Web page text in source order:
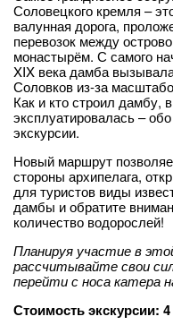
Соловецкого кремля –
валунная дорога,
перевозок между
монастырём. С самого
XIX века дамба
Соловков из-за
Как и кто строил дамбу,
эксплуатировалась –
экскурсии.
Новый маршрут
стороны архипелага,
для туристов виды
дамбы и обратите
количество водорослей!
Планируя участие в
рассчитывайте свои
перейти с носа катера
Стоимость экскурсии: